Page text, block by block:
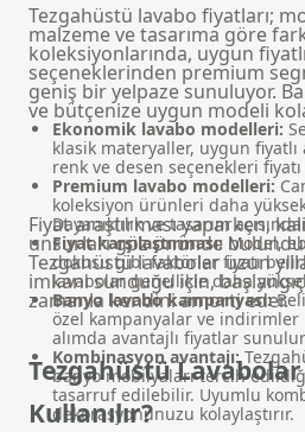
Tezgahüstü lavabo fiyatları;
malzeme ve tasarıma göre
koleksiyonlarında, uygun
seçeneklerinden premium
geniş bir yelpaze sunuluyor.
ve bütçenize uygun modeli
Ekonomik lavabo modelleri:
klasik materyaller, uygun
renk ve desen seçenekleri
Premium lavabo modelleri:
koleksiyon ürünleri daha
Dayanıklılık ve tasarım
Fiyat karşılaştırması: Model,
dokusu gibi faktörler fiyatı
lavabolar genellikle daha
Banyo lavabo kampanyası:
özel kampanyalar ve
alımda avantajlı fiyatlar
Kombinasyon avantajı:
banyo mobilyalarıtercih
tasarruf edilebilir. Uyumlu
dekorasyonunuzu kolaylaştırır.
Fiyat araştırması yaparken,
unsurları göz önünde
Tezgahüstü lavabolar uzun
imkanı sunduğu için,
zamanla kendini amorti eder.
Tezgahüstü
Kullanılır?